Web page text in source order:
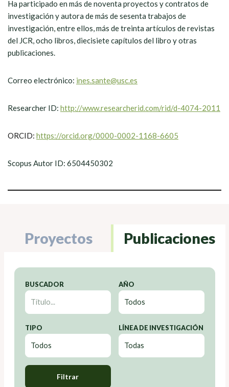
Ha participado en más de noventa proyectos y contratos de
investigación y autora de más de sesenta trabajos de
investigación, entre ellos, más de treinta artículos de revistas
del JCR, ocho libros, diecisiete capítulos del libro y otras
publicaciones.
Correo electrónico: ines.sante@usc.es
Researcher ID: http://www.researcherid.com/rid/d-4074-2011
ORCID: https://orcid.org/0000-0002-1168-6605
Scopus Autor ID: 6504450302
Proyectos Publicaciones
BUSCADOR AÑO
TIPO LÍNEA DE INVESTIGACIÓN
Filtrar